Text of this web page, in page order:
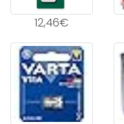
12,46€